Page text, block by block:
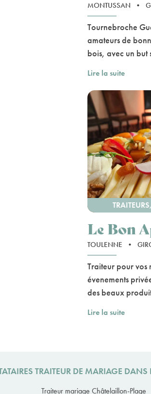
MONTUSSAN •
Tournebroche
amateurs de
bois, avec un but
Lire la suite
Le Bon
TOULENNE •
Traiteur pour vos
évenements
des beaux
Lire la suite
TRAITEUR DE MARIAGE
Traiteur mariage Châtelaillon-Plage